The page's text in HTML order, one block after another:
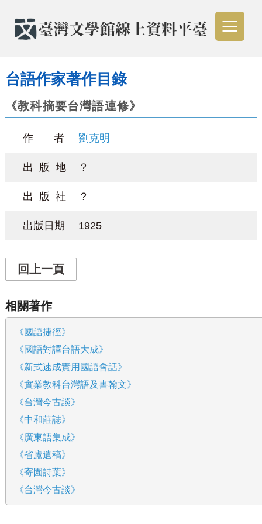
台語作家著作目錄
《教科摘要台灣語連修》
作 者 劉克明
出 版 地 ？
出 版 社 ？
出版日期 1925
回上一頁
相關著作
《國語捷徑》
《國語對譯台語大成》
《新式速成實用國語會話》
《實業教科台灣語及書翰文》
《台灣今古談》
《中和莊誌》
《廣東語集成》
《省廬遺稿》
《寄園詩葉》
《台灣今古談》